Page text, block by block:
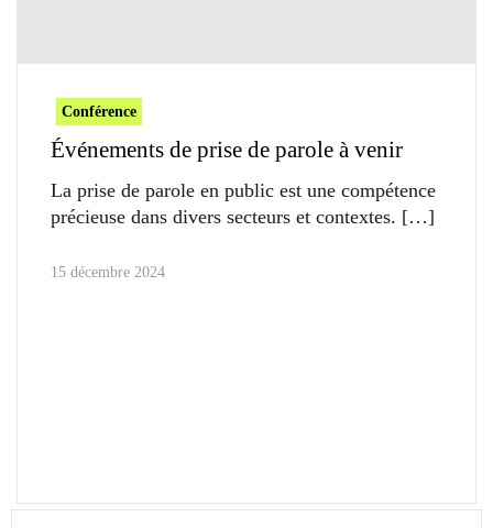
Conférence
Événements de prise de parole à venir
La prise de parole en public est une compétence
précieuse dans divers secteurs et contextes.
15 décembre 2024